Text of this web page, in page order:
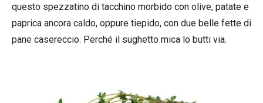
questo spezzatino di tacchino morbido con olive, patate e
paprica ancora caldo, oppure tiepido, con due belle fette di
pane casereccio. Perché il sughetto mica lo butti via.